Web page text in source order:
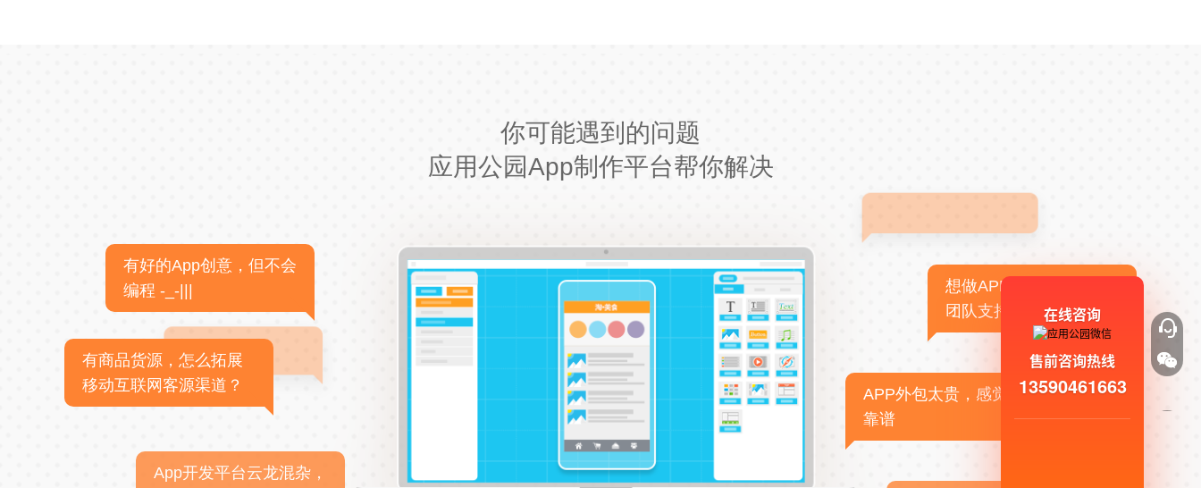
你可能遇到的问题
应用公园App制作平台帮你解决
有好的App创意，但不会
编程 -_-|||
有商品货源，怎么拓展
移动互联网客源渠道？
App开发平台云龙混杂，
想做APP，但没有技术
团队支持
APP外包太贵，感觉不
靠谱
在线咨询
售前咨询热线
13590461663